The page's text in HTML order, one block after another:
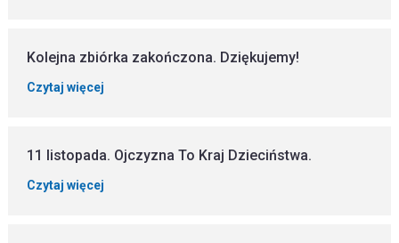
Kolejna zbiórka zakończona. Dziękujemy!
Czytaj więcej
11 listopada. Ojczyzna To Kraj Dzieciństwa.
Czytaj więcej